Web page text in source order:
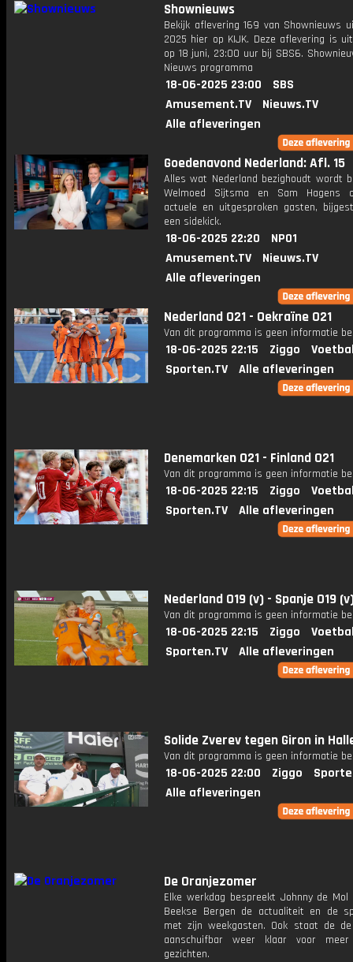
Shownieuws
Bekijk aflevering 169 van Shownieuws
2025 hier op KIJK. Deze aflevering is
op 18 juni, 23:00 uur bij SBS6.
Nieuws programma
18-06-2025 23:00
SBS
Amusement.TV
Nieuws.TV
Alle afleveringen
Goedenavond Nederland: Afl. 15
Alles wat Nederland bezighoudt wordt
Welmoed Sijtsma en Sam Hagens
actuele en uitgesproken gasten,
een sidekick.
18-06-2025 22:20
NPO1
Amusement.TV
Nieuws.TV
Alle afleveringen
Nederland O21 - Oekraïne O21
Van dit programma is geen informatie
18-06-2025 22:15 Ziggo
Sporten.TV
Alle afleveringen
Denemarken O21 - Finland O21
Van dit programma is geen informatie
18-06-2025 22:15 Ziggo
Sporten.TV
Alle afleveringen
Nederland O19 (v) - Spanje O19
Van dit programma is geen informatie
18-06-2025 22:15 Ziggo
Sporten.TV
Alle afleveringen
Solide Zverev tegen Giron in
Van dit programma is geen informatie
18-06-2025 22:00 Ziggo
Alle afleveringen
De Oranjezomer
Elke werkdag bespreekt Johnny de
Beekse Bergen de actualiteit en de
met zijn weekgasten. Ook staat de de
aanschuifbar weer klaar voor meer
gezichten.